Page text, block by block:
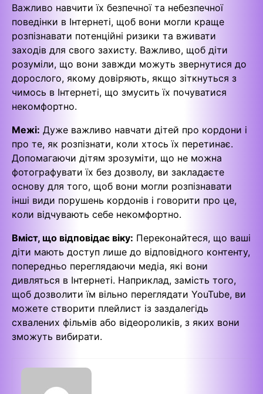
Важливо навчити їх безпечної та небезпечної
поведінки в Інтернеті, щоб вони могли краще
розпізнавати потенційні ризики та вживати
заходів для свого захисту. Важливо, щоб діти
розуміли, що вони завжди можуть звернутися до
дорослого, якому довіряють, якщо зіткнуться з
чимось в Інтернеті, що змусить їх почуватися
некомфортно.
Межі: Дуже важливо навчати дітей про кордони і
про те, як розпізнати, коли хтось їх перетинає.
Допомагаючи дітям зрозуміти, що не можна
фотографувати їх без дозволу, ви закладаєте
основу для того, щоб вони могли розпізнавати
інші види порушень кордонів і говорити про це,
коли відчувають себе некомфортно.
Вміст, що відповідає віку: Переконайтеся, що ваші
діти мають доступ лише до відповідного контенту,
попередньо переглядаючи медіа, які вони
дивляться в Інтернеті. Наприклад, замість того,
щоб дозволити їм вільно переглядати YouTube, ви
можете створити плейлист із заздалегідь
схвалених фільмів або відеороликів, з яких вони
зможуть вибирати.